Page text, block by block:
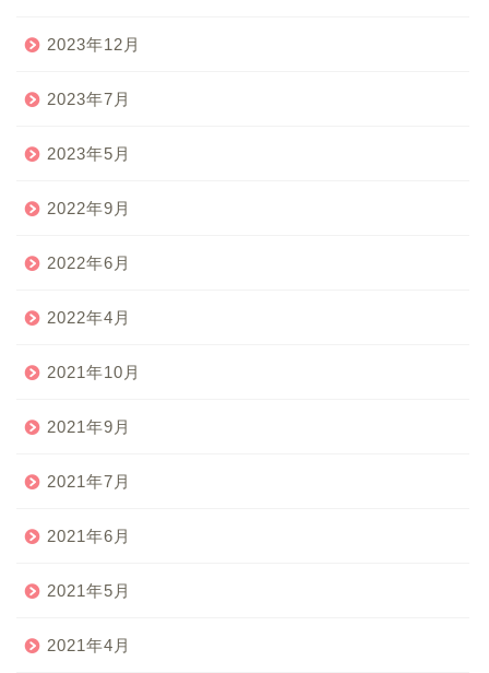
2023年12月
2023年7月
2023年5月
2022年9月
2022年6月
2022年4月
2021年10月
2021年9月
2021年7月
2021年6月
2021年5月
2021年4月